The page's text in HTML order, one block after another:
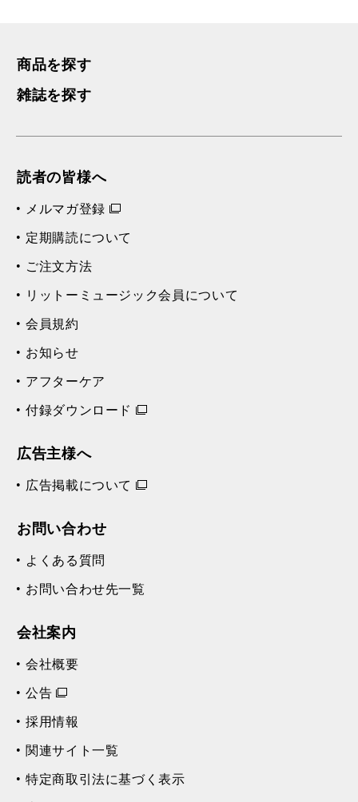
商品を探す
雑誌を探す
読者の皆様へ
メルマガ登録
定期購読について
ご注文方法
リットーミュージック会員について
会員規約
お知らせ
アフターケア
付録ダウンロード
広告主様へ
広告掲載について
お問い合わせ
よくある質問
お問い合わせ先一覧
会社案内
会社概要
公告
採用情報
関連サイト一覧
特定商取引法に基づく表示